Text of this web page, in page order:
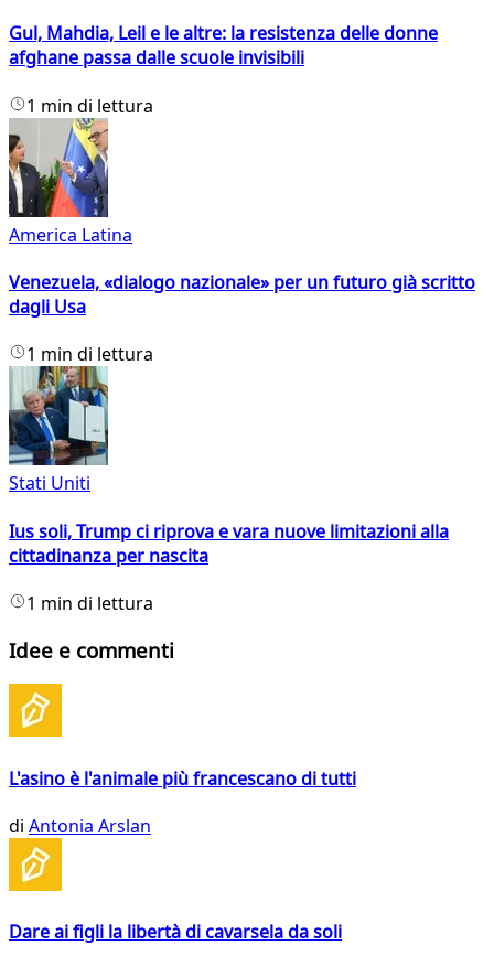
Gul, Mahdia, Leil e le altre: la resistenza delle donne
afghane passa dalle scuole invisibili
1 min di lettura
America Latina
Venezuela, «dialogo nazionale» per un futuro già scritto
dagli Usa
1 min di lettura
Stati Uniti
Ius soli, Trump ci riprova e vara nuove limitazioni alla
cittadinanza per nascita
1 min di lettura
Idee e commenti
L'asino è l'animale più francescano di tutti
di Antonia Arslan
Dare ai figli la libertà di cavarsela da soli